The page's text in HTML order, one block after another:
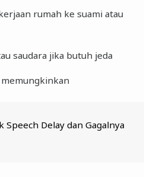
rumah ke suami atau
saudara jika butuh jeda
Speech Delay dan Gagalnya